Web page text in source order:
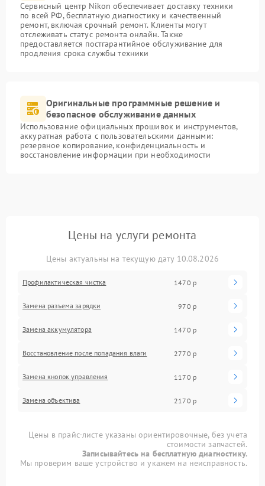
Сервисный центр Nikon обеспечивает доставку техники
по всей РФ, бесплатную диагностику и качественный
ремонт, включая срочный ремонт. Клиенты могут
отслеживать статус ремонта онлайн. Также
предоставляется постгарантийное обслуживание для
продления срока службы техники
Оригинальные программные решение и
безопасное обслуживание данных
Использование официальных прошивок и инструментов,
аккуратная работа с пользовательскими данными:
резервное копирование, конфиденциальность и
восстановление информации при необходимости
Цены на услуги ремонта
Цены актуальны на текущую дату 10.08.2026
Профилактическая чистка 1470 р
Замена разъема зарядки 970 р
Замена аккумулятора 1470 р
Восстановление после попадания влаги 2770 р
Замена кнопок управления 1170 р
Замена объектива 2170 р
Цены в прайс-листе указаны ориентировочные, без учета
стоимости запчастей.
Записывайтесь на бесплатную диагностику.
Мы проверим ваше устройство и укажем на неисправность.